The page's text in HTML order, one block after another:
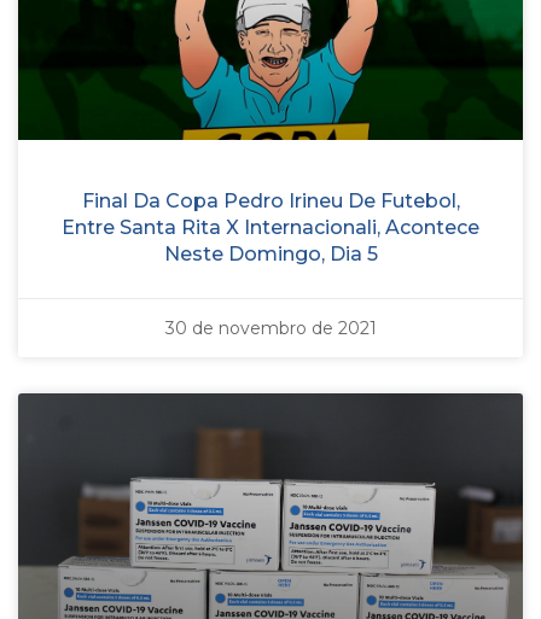
Final Da Copa Pedro Irineu De Futebol,
Entre Santa Rita X Internacionali, Acontece
Neste Domingo, Dia 5
30 de novembro de 2021